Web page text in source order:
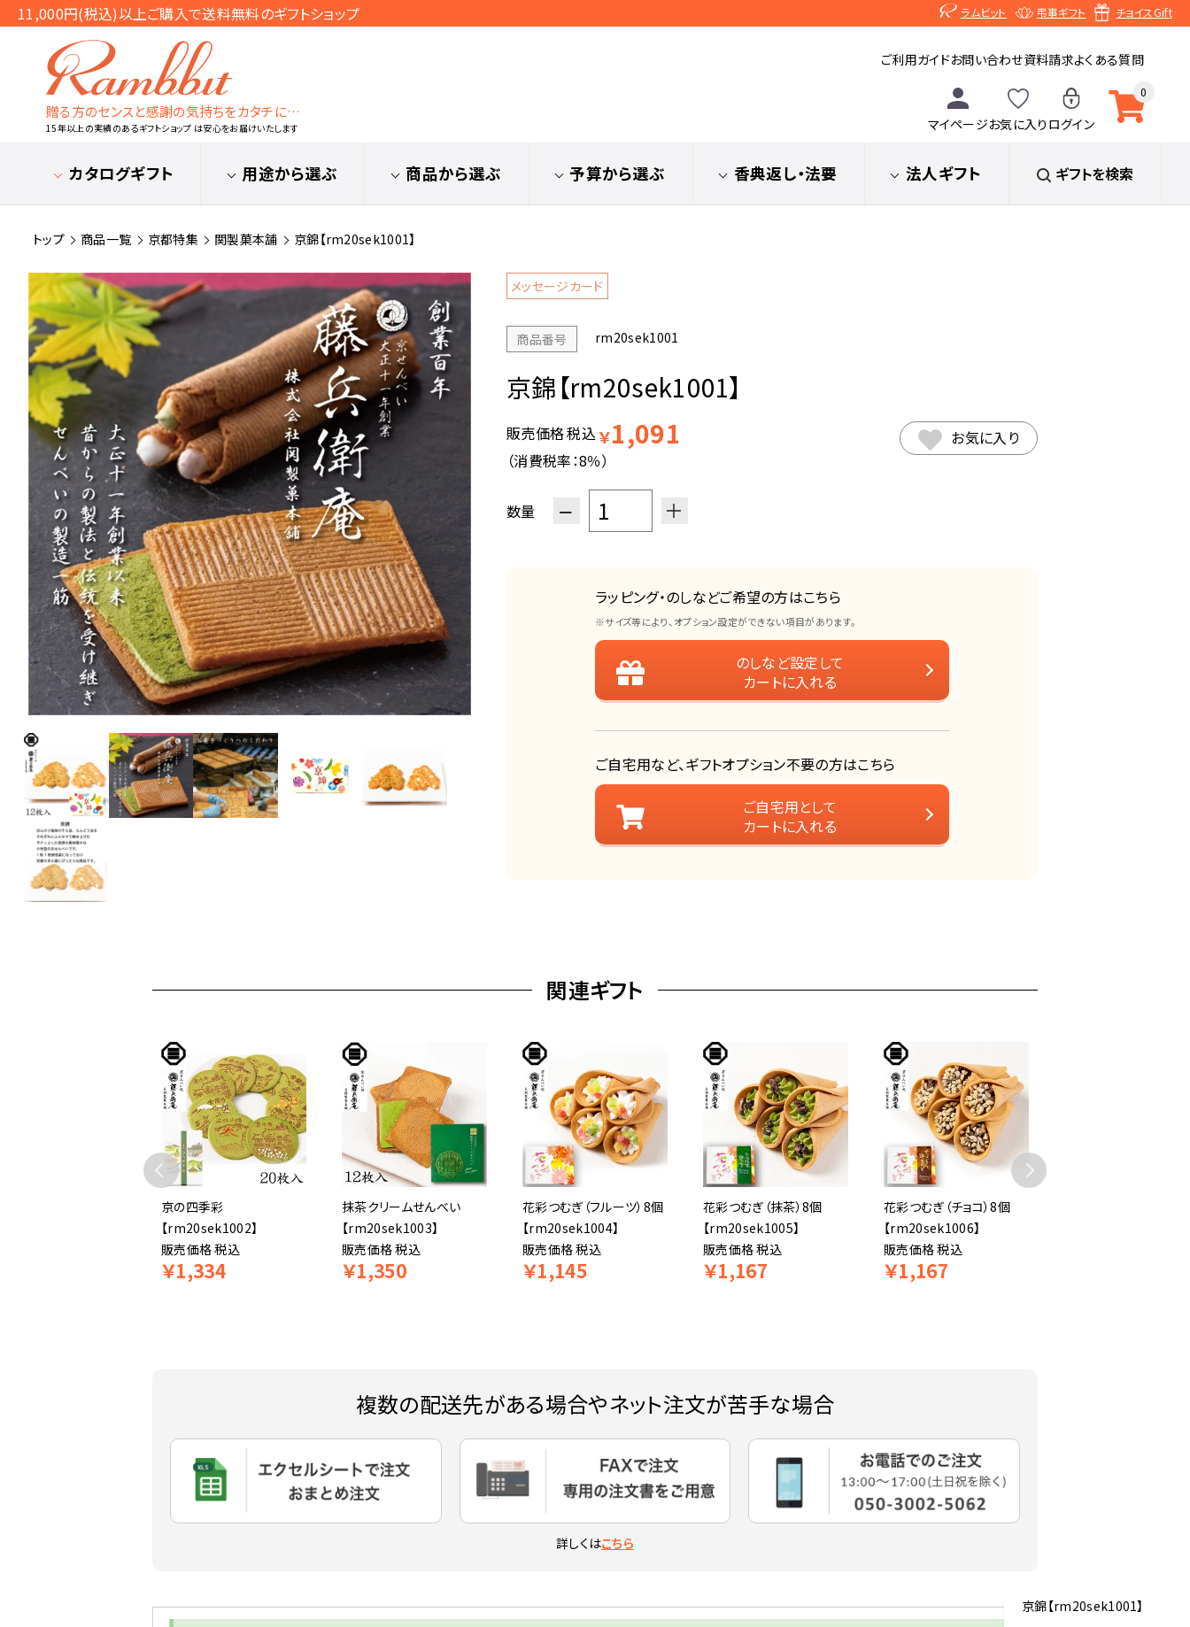
11,000円(税込)以上ご購入で送料無料のギフトショップ ラムビット 弔事ギフト チョイスGift
0
贈る方のセンスと感謝の気持ちをカタチに…
15年以上の実績のあるギフトショップ は安心をお届けいたします
ご利用ガイドお問い合わせ資料請求よくある質問
マイページお気に入り ログイン
カタログギフト 用途から選ぶ 商品から選ぶ 予算から選ぶ 香典返し・法要 法人ギフト ギフトを検索
トップ 商品一覧 京都特集 関製菓本舗 京錦【rm20sek1001】
メッセージカード
商品番号 rm20sek1001
京錦【rm20sek1001】
販売価格税込 ￥1,091
（消費税率：8％）
お気に入り
数量 − ＋
ラッピング・のしなどご希望の方はこちら
※サイズ等により、オプション設定ができない項目があります。
のしなど設定して
カートに入れる
ご自宅用など、ギフトオプション不要の方はこちら
ご自宅用として
カートに入れる
京錦【rm20sek1001】
関連ギフト
京の四季彩
【rm20sek1002】
販売価格税込
￥1,334
抹茶クリームせんべい
【rm20sek1003】
販売価格税込
￥1,350
花彩つむぎ（フルーツ）8個
【rm20sek1004】
販売価格税込
￥1,145
花彩つむぎ（抹茶）8個
【rm20sek1005】
販売価格税込
￥1,167
花彩つむぎ（チョコ）8個
【rm20sek1006】
販売価格税込
￥1,167
複数の配送先がある場合やネット注文が苦手な場合
詳しくはこちら